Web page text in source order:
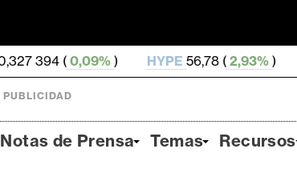
HYPE56,78 (2,93%) DOGE0,070 044 (
PUBLICIDAD
Notas de Prensa Temas Recursos